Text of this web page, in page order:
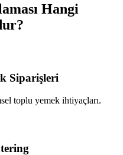
Hangi
Siparişleri
toplu yemek ihtiyaçları.